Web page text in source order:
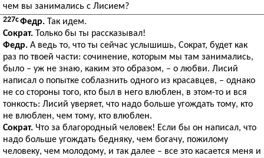
чем вы занимались с Лисием?
227cФедр. Так идем.
Сократ. Только бы ты рассказывал!
Федр. А ведь то, что ты сейчас услышишь, Сократ, будет как
раз по твоей части: сочинение, которым мы там занимались,
было – уж не знаю, каким это образом, – о любви. Лисий
написал о попытке соблазнить одного из красавцев, – однако
не со стороны того, кто был в него влюблен, в этом-то и вся
тонкость: Лисий уверяет, что надо больше угождать тому, кто
не влюблен, чем тому, кто влюблен.
Сократ. Что за благородный человек! Если бы он написал, что
надо больше угождать бедняку, чем богачу, пожилому
человеку, чем молодому, и так далее – все это касается меня и